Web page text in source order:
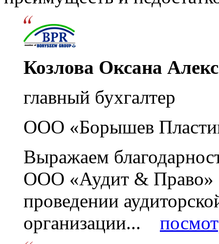
Козлова Оксана
главный бухгалтер
ООО «Борышев
Выражаем
ООО «Аудит & Право»
проведении
организации...